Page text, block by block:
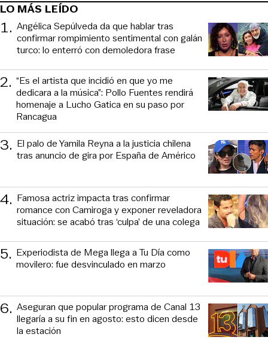
LO MÁS LEÍDO
1. Angélica Sepúlveda da que hablar tras
confirmar rompimiento sentimental con galán
turco: lo enterró con demoledora frase
2. “Es el artista que incidió en que yo me
dedicara a la música”: Pollo Fuentes rendirá
homenaje a Lucho Gatica en su paso por
Rancagua
3. El palo de Yamila Reyna a la justicia chilena
tras anuncio de gira por España de Américo
4. Famosa actriz impacta tras confirmar
romance con Camiroga y exponer reveladora
situación: se acabó tras ‘culpa’ de una colega
5. Experiodista de Mega llega a Tu Día como
movilero: fue desvinculado en marzo
6. Aseguran que popular programa de Canal 13
llegaría a su fin en agosto: esto dicen desde
la estación